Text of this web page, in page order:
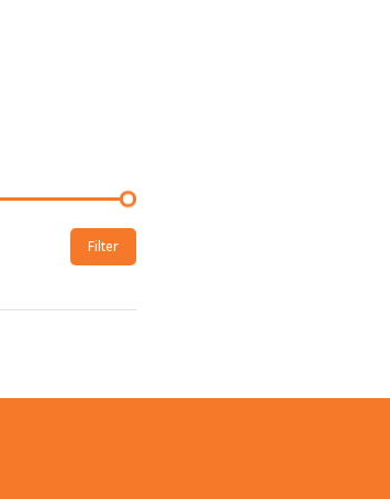
Filter